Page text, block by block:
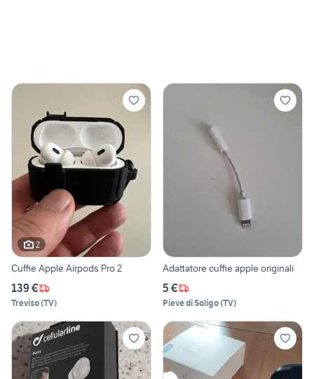
2
Cuffie Apple Airpods Pro 2
139 €
Treviso(TV)
Adattatore cuffie apple originali
5 €
Pieve di Soligo(TV)